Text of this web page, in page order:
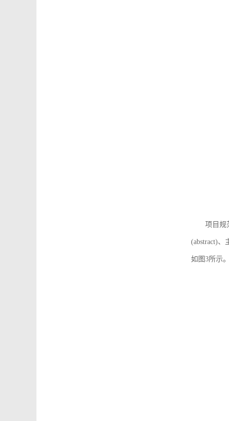
项目规
(abstract)、
如图3所示。